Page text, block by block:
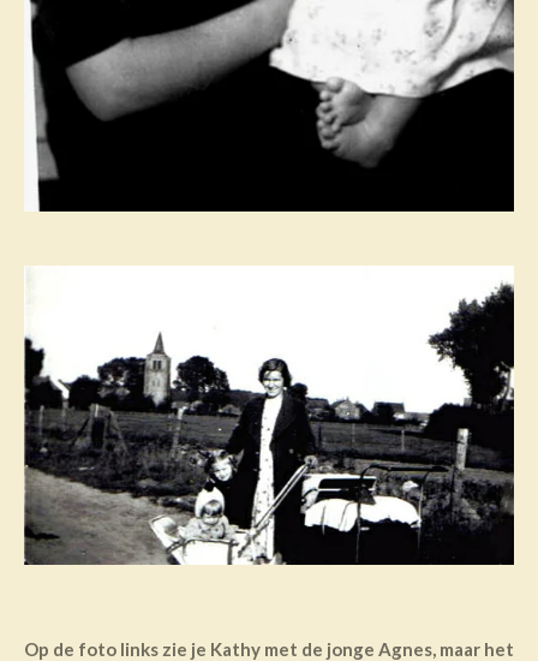
Op de foto links zie je Kathy met de jonge Agnes, maar het